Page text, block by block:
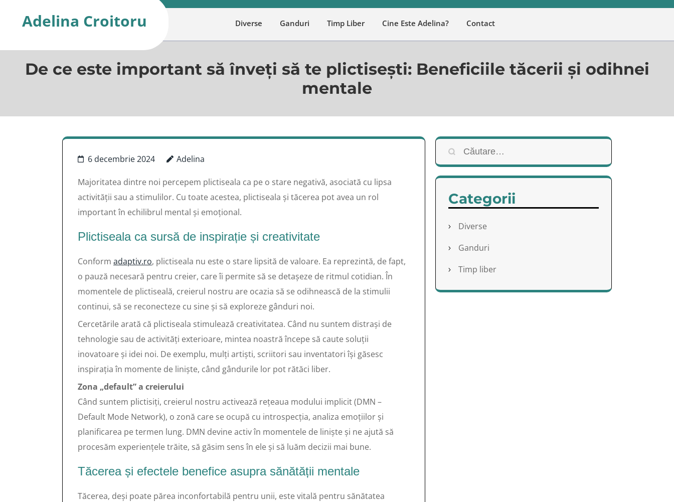
(Press
Adelina Croitoru Diverse Ganduri Timp Liber Cine Este Adelina? Contact
De ce este important să înveți să te plictisești: Beneficiile tăcerii și odihnei
mentale
6 decembrie 2024 Adelina
Majoritatea dintre noi percepem plictiseala ca pe o stare negativă, asociată cu lipsa
activității sau a stimulilor. Cu toate acestea, plictiseala și tăcerea pot avea un rol
important în echilibrul mental și emoțional.
Plictiseala ca sursă de inspirație și creativitate
Conform adaptiv.ro, plictiseala nu este o stare lipsită de valoare. Ea reprezintă, de fapt,
o pauză necesară pentru creier, care îi permite să se detașeze de ritmul cotidian. În
momentele de plictiseală, creierul nostru are ocazia să se odihnească de la stimulii
continui, să se reconecteze cu sine și să exploreze gânduri noi.
Cercetările arată că plictiseala stimulează creativitatea. Când nu suntem distrași de
tehnologie sau de activități exterioare, mintea noastră începe să caute soluții
inovatoare și idei noi. De exemplu, mulți artiști, scriitori sau inventatori își găsesc
inspirația în momente de liniște, când gândurile lor pot rătăci liber.
Zona „default” a creierului
Când suntem plictisiți, creierul nostru activează rețeaua modului implicit (DMN –
Default Mode Network), o zonă care se ocupă cu introspecția, analiza emoțiilor și
planificarea pe termen lung. DMN devine activ în momentele de liniște și ne ajută să
procesăm experiențele trăite, să găsim sens în ele și să luăm decizii mai bune.
Tăcerea și efectele benefice asupra sănătății mentale
Tăcerea, deși poate părea inconfortabilă pentru unii, este vitală pentru sănătatea
Caută
după:
Categorii
Diverse
Ganduri
Timp liber